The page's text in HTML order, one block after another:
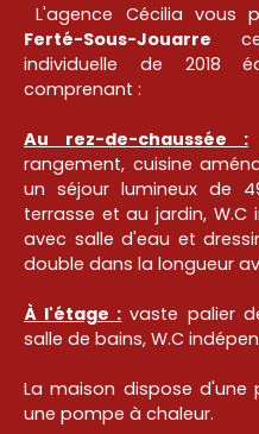
L'agence Cécilia vous
Ferté-Sous-Jouarre
individuelle de 2018
comprenant :
Au rez-de-chaussée :
rangement, cuisine
un séjour lumineux de
terrasse et au jardin,
avec salle d'eau et
double dans la longueur
À l'étage : vaste palier
salle de bains, W.C
La maison dispose
une pompe à chaleur.